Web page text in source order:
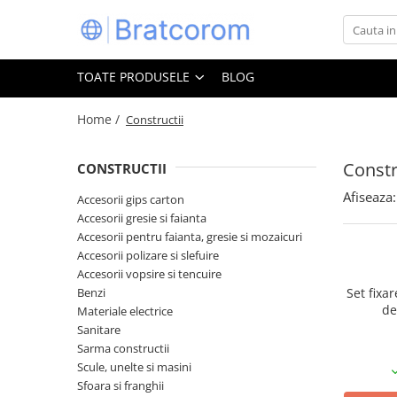
Toate Produsele
Articole animale
Adapatoare animale
Hrana pentru caini
Hrana pentru pisici
Produse igiena externa animale
Bucatarii de vara Tuozi
Articole ambalare
Articole bucatarie
Articole mobila
TOATE PRODUSELE BLOG
Home / Constructii
CONSTRUCTII
Accesorii gips carton
Accesorii gresie si faianta
Accesorii pentru faianta, gresie si mozaicuri
Accesorii polizare si slefuire
Accesorii vopsire si tencuire
Benzi
Materiale electrice
Sanitare
Sarma constructii
Scule, unelte si masini
Sfoara si franghii
Afiseaza:
Set